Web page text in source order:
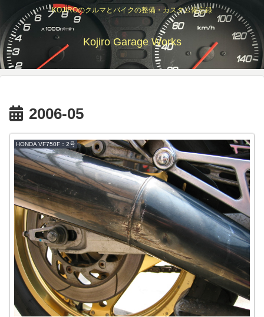
KOJIROのクルマとバイクの整備・カスタム備忘録
Kojiro Garage Works
2006-05
HONDA VF750F：2号